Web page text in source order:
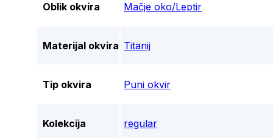
Oblik okvira Mačje oko/Leptir
Materijal okvira Titanij
Tip okvira Puni okvir
Kolekcija regular